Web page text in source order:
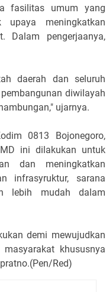
fasilitas umum yang
meningkatkan
Dalam pengerjaanya,
daerah dan seluruh
diwilayah
ujarnya.
0813 Bojonegoro,
ini dilakukan untuk
dan meningkatkan
infrasyruktur, sarana
lebih mudah dalam
demi mewujudkan
khususnya
Red)